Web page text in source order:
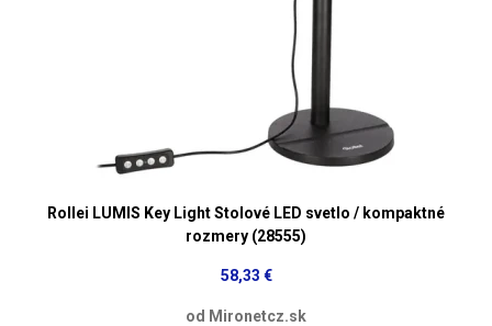
Rollei LUMIS Key Light Stolové LED svetlo / kompaktné
rozmery (28555)
58,33 €
od Mironetcz.sk